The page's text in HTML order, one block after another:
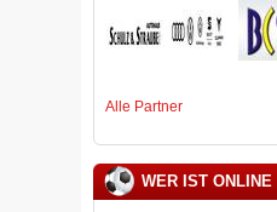
Alle Partner
WER IST ONLINE